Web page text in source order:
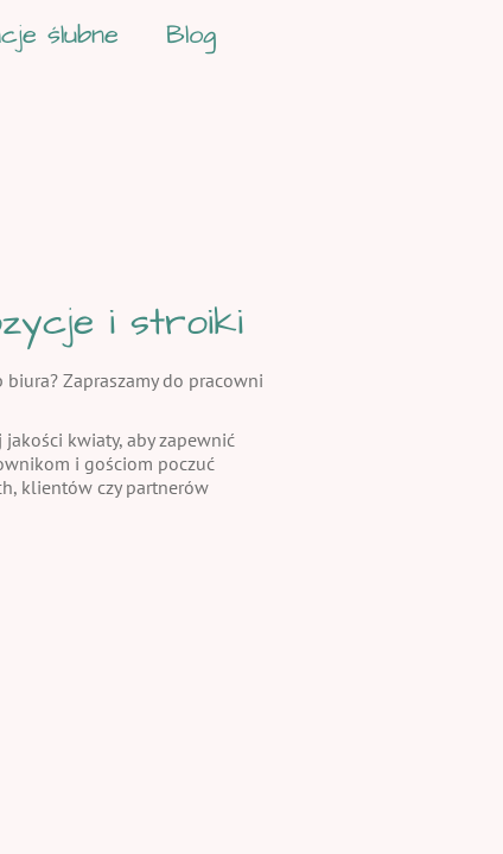
ślubne Blog
i stroiki
Zapraszamy do pracowni
kwiaty, aby zapewnić
i gościom poczuć
klientów czy partnerów